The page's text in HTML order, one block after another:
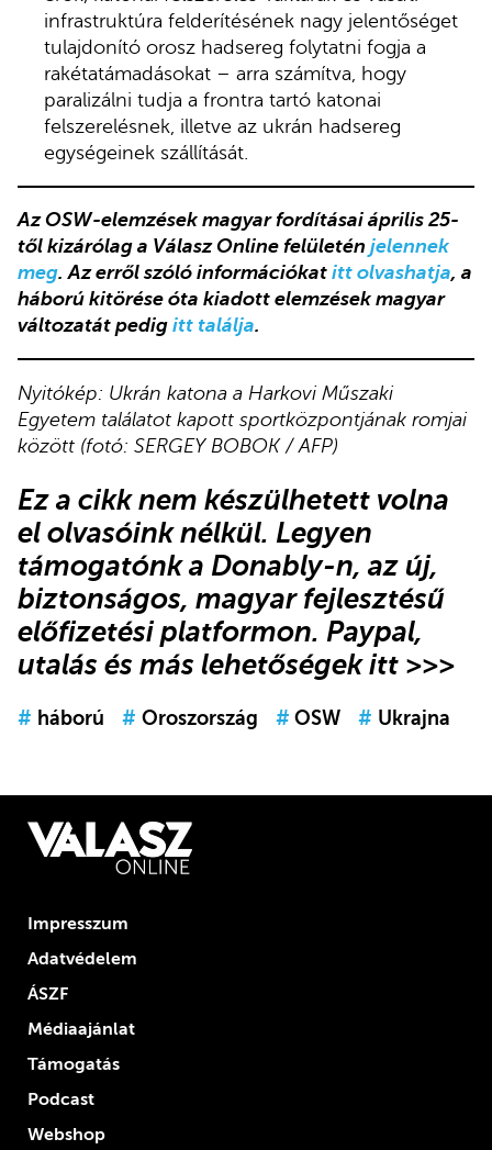
infrastruktúra felderítésének nagy jelentőséget
tulajdonító orosz hadsereg folytatni fogja a
rakétatámadásokat – arra számítva, hogy
paralizálni tudja a frontra tartó katonai
felszerelésnek, illetve az ukrán hadsereg
egységeinek szállítását.
Az OSW-elemzések magyar fordításai április 25-
től kizárólag a Válasz Online felületén jelennek
meg. Az erről szóló információkat itt olvashatja, a
háború kitörése óta kiadott elemzések magyar
változatát pedig itt találja.
Nyitókép: Ukrán katona a Harkovi Műszaki
Egyetem találatot kapott sportközpontjának romjai
között (fotó: SERGEY BOBOK / AFP)
Ez a cikknem készülhetett volna
el olvasóink nélkül. Legyen
támogatónka Donably-n, az új,
biztonságos, magyar fejlesztésű
előfizetési platformon. Paypal,
utalás és más lehetőségek itt >>>
# háború # Oroszország # OSW # Ukrajna
Impresszum
Adatvédelem
ÁSZF
Médiaajánlat
Támogatás
Podcast
Webshop